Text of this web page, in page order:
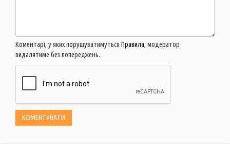
Коментарі, у яких порушуватимуться Правила, модератор
видалятиме без попереджень.